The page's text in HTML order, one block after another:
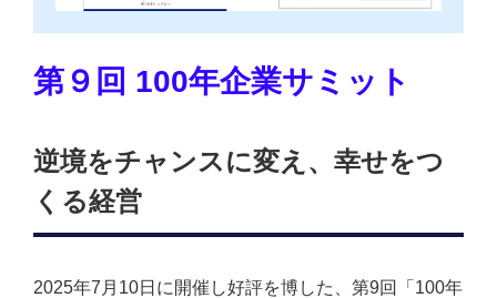
第９回 100年企業サミット
逆境をチャンスに変え、幸せをつ
くる経営
2025年7月10日に開催し好評を博した、第9回「100年